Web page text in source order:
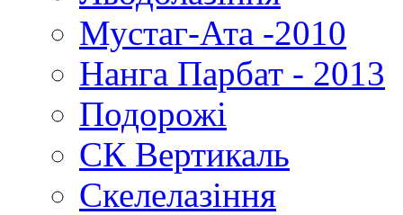
Мустаг-Ата -2010
Нанга Парбат - 2013
Подорожі
СК Вертикаль
Скелелазіння